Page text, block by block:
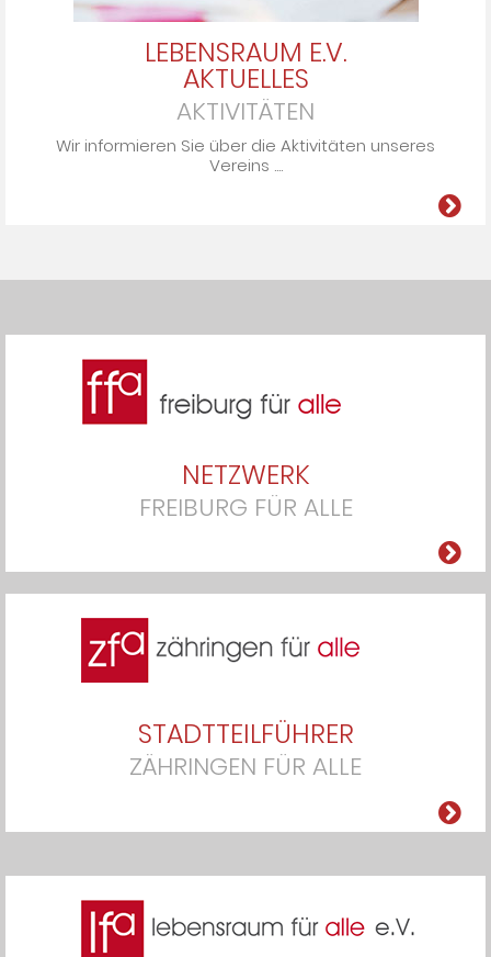
LEBENSRAUM E.V.
AKTUELLES
AKTIVITÄTEN
Wir informieren Sie über die Ak­ti­vi­tä­ten un­se­res
Ver­eins ....
NETZWERK
FREIBURG FÜR ALLE
STADTTEILFÜHRER
ZÄHRINGEN FÜR ALLE